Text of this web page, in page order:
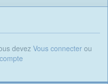
devez Vous connecterou